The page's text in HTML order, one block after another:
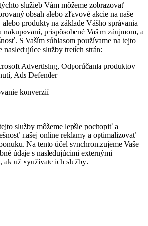
služieb Vám môžeme zobrazovať
obsah alebo zľavové akcie na naše
produkty na základe Vášho správania
nakupovaní, prispôsobené Vašim záujmom, a
S Vaším súhlasom používame na tejto
nasledujúce služby tretích strán:
Advertising, Odporúčania produktov
Ads Defender
konverzií
služby môžeme lepšie pochopiť a
našej online reklamy a optimalizovať
Na tento účel synchronizujeme Vaše
údaje s nasledujúcimi externými
ak už využívate ich služby: